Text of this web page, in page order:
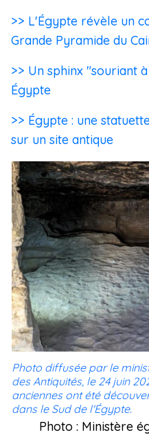
>> L'Égypte révèle un
Grande Pyramide du
>> Un sphinx "souriant
Égypte
>> Égypte : une
sur un site antique
Photo diffusée par le
des Antiquités, le 24 juin
anciennes ont été
dans le Sud de l'Égypte.
Photo : Ministère